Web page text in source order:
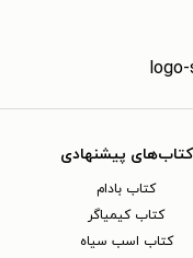
کتاب‌های پیشنهادی
کتاب بادام
کتاب کیمیاگر
کتاب اسب سیاه